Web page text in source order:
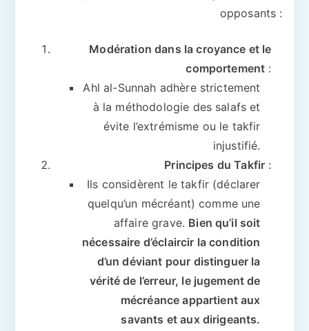
opposants :
Modération dans la croyance et le
comportement :
Ahl al-Sunnah adhère strictement
à la méthodologie des salafs et
évite l’extrémisme ou le takfir
injustifié.
Principes du Takfir :
Ils considèrent le takfir (déclarer
quelqu’un mécréant) comme une
affaire grave. Bien qu’il soit
nécessaire d’éclaircir la condition
d’un déviant pour distinguer la
vérité de l’erreur, le jugement de
mécréance appartient aux
savants et aux dirigeants.